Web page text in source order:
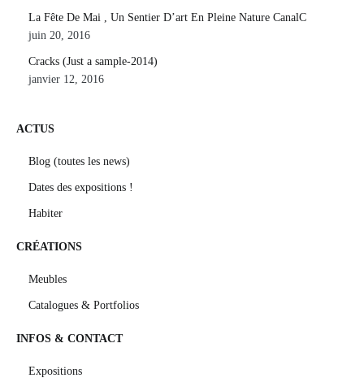
La Fête De Mai , Un Sentier D’art En Pleine Nature CanalC
juin 20, 2016
Cracks (Just a sample-2014)
janvier 12, 2016
ACTUS
Blog (toutes les news)
Dates des expositions !
Habiter
CRÉATIONS
Meubles
Catalogues & Portfolios
INFOS & CONTACT
Expositions